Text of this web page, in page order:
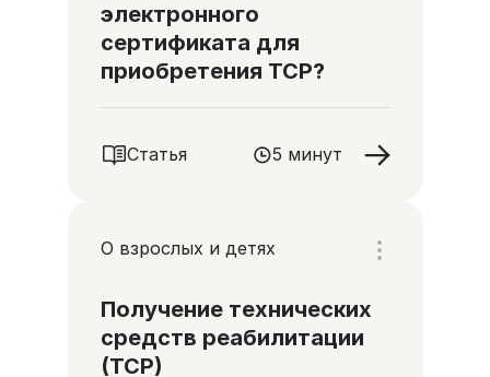
электронного
сертификата для
приобретения ТСР?
Статья 5 минут
О взрослых и детях
Получение технических
средств реабилитации
(ТСР)